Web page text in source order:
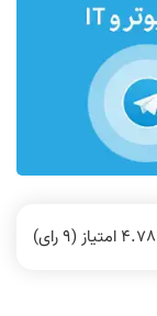
4.78 امتیاز (9 رای)